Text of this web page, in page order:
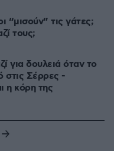
“μισούν” τις γάτες;
τους;
για δουλειά όταν το
στις Σέρρες -
η κόρη της